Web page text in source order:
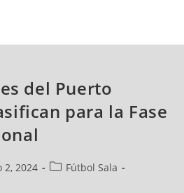
del Puerto
para la Fase
2, 2024
Fútbol Sala